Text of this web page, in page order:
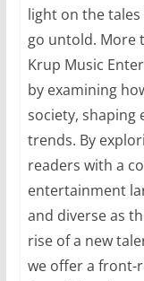
light on the
go untold. More
Krup Music
by examining
society, shaping
trends. By
readers with a
entertainment
and diverse as
rise of a new
we offer a front-